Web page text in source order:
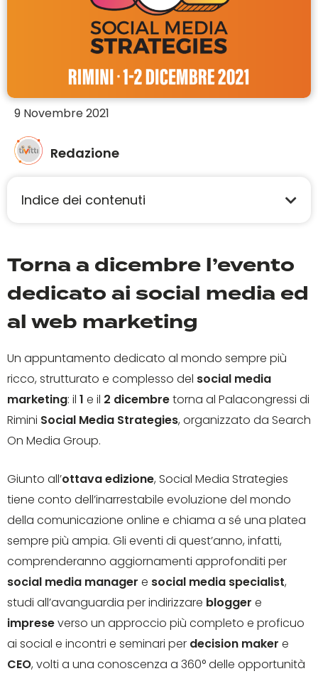
Redazione
9 Novembre 2021
Indice dei contenuti
Torna a dicembre l’evento
dedicato ai social media ed
al web marketing
Un appuntamento dedicato al mondo sempre più
ricco, strutturato e complesso del social media
marketing: il 1 e il 2 dicembretorna al Palacongressi di
Rimini Social Media Strategies, organizzato da Search
On Media Group.
Giunto all’ottava edizione, Social Media Strategies
tiene conto dell’inarrestabile evoluzione del mondo
della comunicazione online e chiama a sé una platea
sempre più ampia. Gli eventi di quest’anno, infatti,
comprenderanno aggiornamenti approfonditi per
social media manager e social media specialist,
studi all’avanguardia per indirizzare blogger e
impreseverso un approccio più completo e proficuo
ai social e incontri e seminari per decision maker e
CEO, volti a una conoscenza a 360° delle opportunità